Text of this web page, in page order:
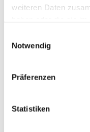
weiteren Daten
Notwendig
Präferenzen
Statistiken
Römerstraße 57
45772 Marl
E-mail:re-kg-marl-
Öffnungzeiten:
09.00 Uhr bis